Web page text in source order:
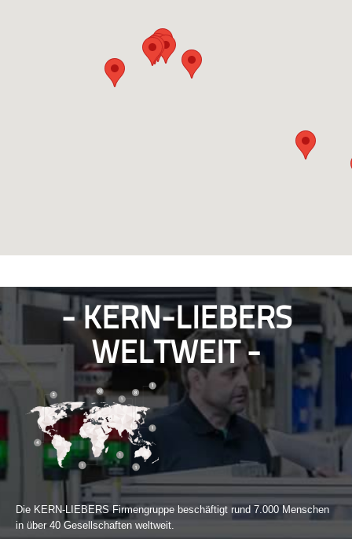
KERN-LIEBERS
WELTWEIT
Die KERN-LIEBERS Firmengruppe beschäftigt rund 7.000 Menschen
in über 40 Gesellschaften weltweit.